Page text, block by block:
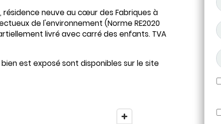
résidence neuve au cœur des Fabriques à
de l'environnement (Norme RE2020
livré avec carré des enfants. TVA
est exposé sont disponibles sur le site